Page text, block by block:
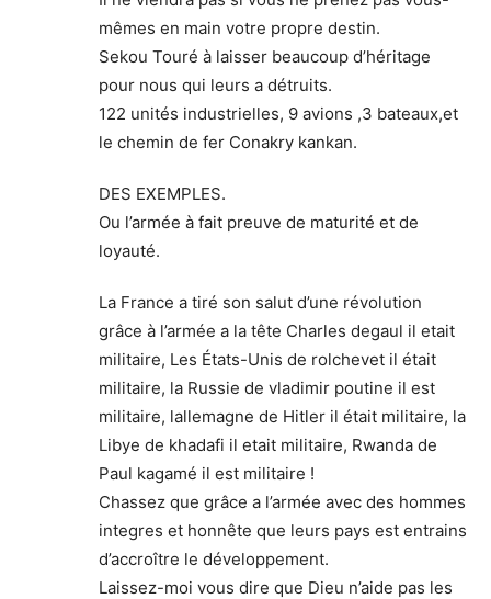
mêmes en main votre propre destin.
Sekou Touré à laisser beaucoup d’héritage
pour nous qui leurs a détruits.
122 unités industrielles, 9 avions ,3 bateaux,et
le chemin de fer Conakry kankan.
DES EXEMPLES.
Ou l’armée à fait preuve de maturité et de
loyauté.
La France a tiré son salut d’une révolution
grâce à l’armée a la tête Charles degaul il etait
militaire, Les États-Unis de rolchevet il était
militaire, la Russie de vladimir poutine il est
militaire, lallemagne de Hitler il était militaire, la
Libye de khadafi il etait militaire, Rwanda de
Paul kagamé il est militaire !
Chassez que grâce a l’armée avec des hommes
integres et honnête que leurs pays est entrains
d’accroître le développement.
Laissez-moi vous dire que Dieu n’aide pas les